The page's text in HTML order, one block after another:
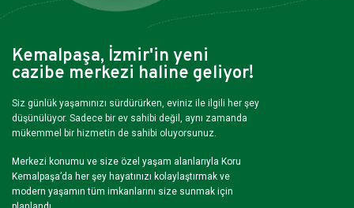
Kemalpaşa, İzmir'in yeni
cazibe merkezi haline geliyor!
Siz günlük yaşamınızı sürdürürken, eviniz ile ilgili her şey
düşünülüyor. Sadece bir ev sahibi değil, aynı zamanda
mükemmel bir hizmetin de sahibi oluyorsunuz.
Merkezi konumu ve size özel yaşam alanlarıyla Koru
Kemalpaşa’da her şey hayatınızı kolaylaştırmak ve
modern yaşamın tüm imkanlarını size sunmak için